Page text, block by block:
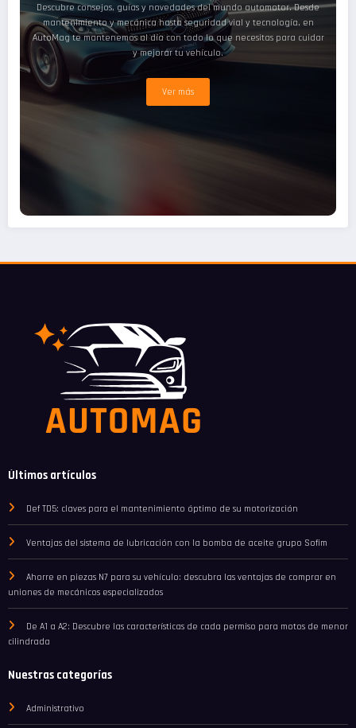
Descubre consejos, guías y novedades del mundo automotor. Desde
mantenimiento y mecánica hasta seguridad vial y tecnología, en
AutoMag te mantenemos al día con todo lo que necesitas para cuidar
y mejorar tu vehículo.
Ver más
Últimos artículos
Def TD5: claves para el mantenimiento óptimo de su motorización
Ventajas del sistema de lubricación con la bomba de aceite grupo Sofim
Ahorre en piezas N7 para su vehículo: descubra las ventajas de comprar en
uniones de mecánicos especializados
De A1 a A2: Descubre las características de cada permiso para motos de menor
cilindrada
Nuestras categorías
Administrativo